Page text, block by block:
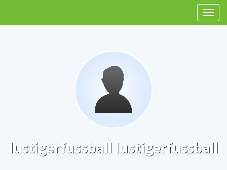
lustigerfussball lustigerfussball